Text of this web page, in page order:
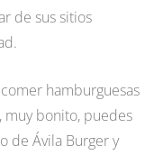
de sus sitios
hamburguesas
muy bonito, puedes
de Ávila Burger y